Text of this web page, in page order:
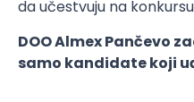
da učestvuju na
DOO Almex Pančevo
samo kandidate koji